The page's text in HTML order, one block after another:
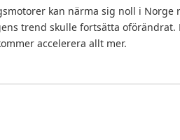
kan närma sig noll i Norge
trend skulle fortsätta
accelerera allt mer.